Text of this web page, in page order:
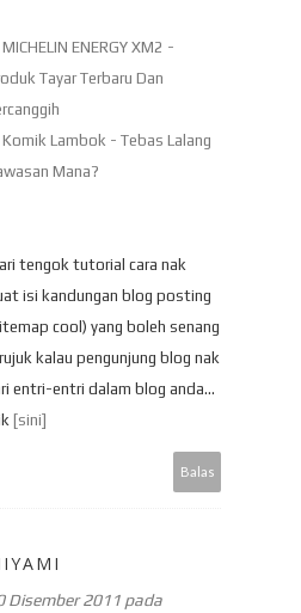
MICHELIN ENERGY XM2 -
Tayar Terbaru Dan
Komik Lambok - Tebas Lalang
Mana?
tengok tutorial cara nak
isi kandungan blog posting
cool) yang boleh senang
kalau pengunjung blog nak
entri-entri dalam blog anda...
[sini]
Balas
Disember 2011 pada